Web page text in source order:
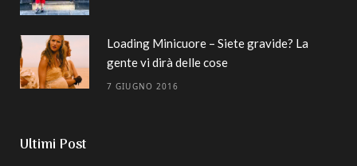
Loading Minicuore – Siete gravide? La
gente vi dirà delle cose
7 GIUGNO 2016
Ultimi Post